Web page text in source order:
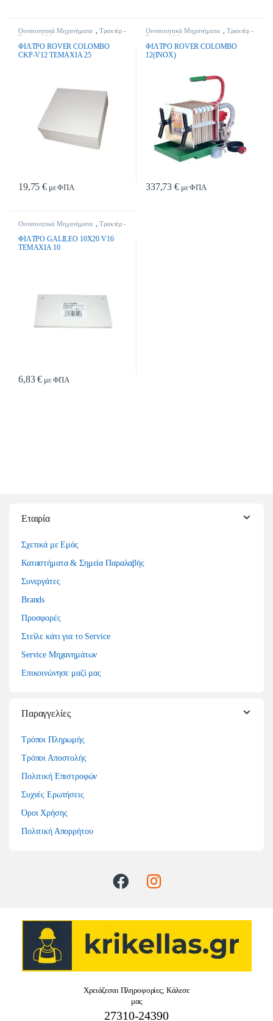
Οινοποιητικά Μηχανήματα ,Τρακτέρ -
Γεωργικά Μηχανήματα
ΦIΛTPO ROVER COLOMBO
CKP-V12 TEMAXIA 25
19,75€ με ΦΠΑ
Οινοποιητικά Μηχανήματα ,Τρακτέρ -
Γεωργικά Μηχανήματα
ΦIΛTPO ROVER COLOMBO
12(INOX)
337,73€με ΦΠΑ
Οινοποιητικά Μηχανήματα ,Τρακτέρ -
ΦIΛTPO GALILEO 10X20 V16
TEMAXIA 10
6,83€ με ΦΠΑ
Εταιρία
Σχετικά με Εμάς
Καταστήματα & Σημεία Παραλαβής
Συνεργάτες
Brands
Προσφορές
Στείλε κάτι για το Service
Service Μηχανημάτων
Επικοινώνησε μαζί μας
Παραγγελίες
Τρόποι Πληρωμής
Τρόποι Αποστολής
Πολιτική Επιστροφών
Συχνές Ερωτήσεις
Όροι Χρήσης
Πολιτική Απορρήτου
Χρειάζεσαι Πληροφορίες; Κάλεσε
μας
27310-24390